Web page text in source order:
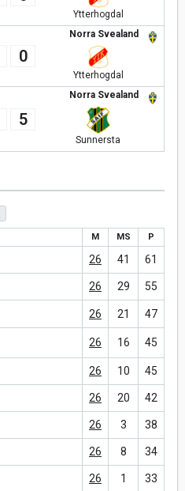
Ytterhogdal
Norra Svealand
0
Ytterhogdal
Norra Svealand
5
Sunnersta
M MS P
26 41 61
26 29 55
26 21 47
26 16 45
26 10 45
26 20 42
26 3 38
26 8 34
26 1 33